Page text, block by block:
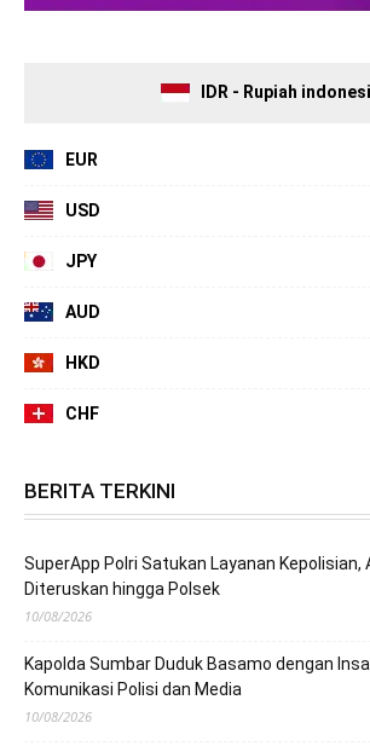
IDR - Rupiah
EUR
USD
JPY
AUD
HKD
CHF
BERITA TERKINI
SuperApp Polri Satukan Layanan Kepolisian,
Diteruskan hingga Polsek
10/08/2026
Kapolda Sumbar Duduk Basamo dengan
Komunikasi Polisi dan Media
10/08/2026